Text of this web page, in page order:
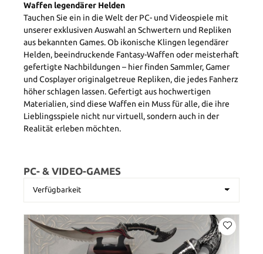
Waffen legendärer Helden
Tauchen Sie ein in die Welt der PC- und Videospiele mit
unserer exklusiven Auswahl an Schwertern und Repliken
aus bekannten Games. Ob ikonische Klingen legendärer
Helden, beeindruckende Fantasy-Waffen oder meisterhaft
gefertigte Nachbildungen – hier finden Sammler, Gamer
und Cosplayer originalgetreue Repliken, die jedes Fanherz
höher schlagen lassen. Gefertigt aus hochwertigen
Materialien, sind diese Waffen ein Muss für alle, die ihre
Lieblingsspiele nicht nur virtuell, sondern auch in der
Realität erleben möchten.
PC- & VIDEO-GAMES